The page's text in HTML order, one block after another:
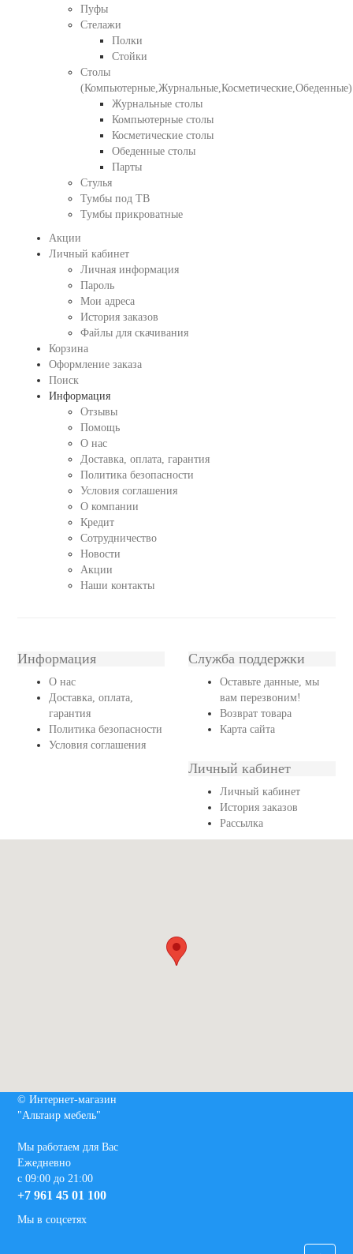
Пуфы
Стелажи
Полки
Стойки
Столы
(Компьютерные,Журнальные,Косметические,Обеденные)
Журнальные столы
Компьютерные столы
Косметические столы
Обеденные столы
Парты
Стулья
Тумбы под ТВ
Тумбы прикроватные
Акции
Личный кабинет
Личная информация
Пароль
Мои адреса
История заказов
Файлы для скачивания
Корзина
Оформление заказа
Поиск
Информация
Отзывы
Помощь
О нас
Доставка, оплата, гарантия
Политика безопасности
Условия соглашения
О компании
Кредит
Сотрудничество
Новости
Акции
Наши контакты
Информация
О нас
Доставка, оплата,
гарантия
Политика безопасности
Условия соглашения
Служба поддержки
Оставьте данные, мы
вам перезвоним!
Возврат товара
Карта сайта
Личный кабинет
Личный кабинет
История заказов
Рассылка
© Интернет-магазин
"Альтаир мебель"
Мы работаем для Вас
Ежедневно
с 09:00 до 21:00
+7 961 45 01 100
Мы в соцсетях